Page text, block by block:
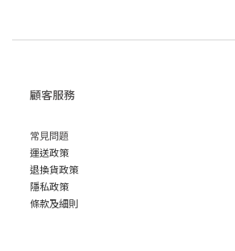
顧客服務
常見問題
運送政策
退換貨政策
隱私政策
條款及細則